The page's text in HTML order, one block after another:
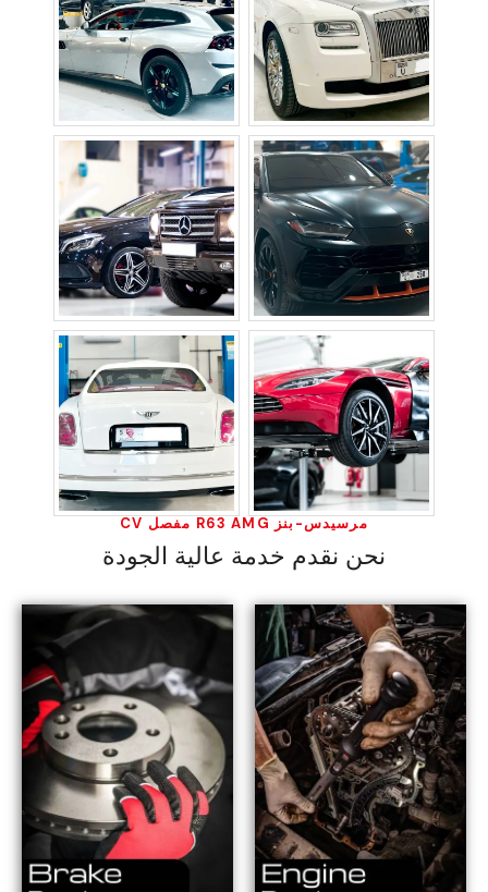
مرسيدس-بنز R63 AMG مفصل CV
نحن نقدم خدمة عالية الجودة